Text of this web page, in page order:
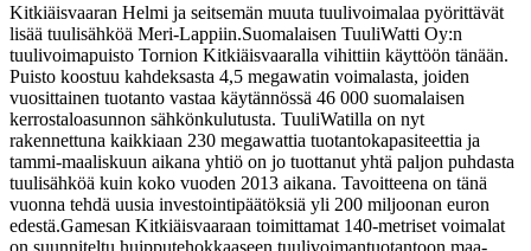
Kitkiäisvaaran Helmi ja seitsemän muuta tuulivoimalaa pyörittävät
lisää tuulisähköä Meri-Lappiin.Suomalaisen TuuliWatti Oy:n
tuulivoimapuisto Tornion Kitkiäisvaaralla vihittiin käyttöön tänään.
Puisto koostuu kahdeksasta 4,5 megawatin voimalasta, joiden
vuosittainen tuotanto vastaa käytännössä 46 000 suomalaisen
kerrostaloasunnon sähkönkulutusta. TuuliWatilla on nyt
rakennettuna kaikkiaan 230 megawattia tuotantokapasiteettia ja
tammi-maaliskuun aikana yhtiö on jo tuottanut yhtä paljon puhdasta
tuulisähköä kuin koko vuoden 2013 aikana. Tavoitteena on tänä
vuonna tehdä uusia investointipäätöksiä yli 200 miljoonan euron
edestä.Gamesan Kitkiäisvaaraan toimittamat 140-metriset voimalat
on suunniteltu huipputehokkaaseen tuulivoimantuotantoon maa-